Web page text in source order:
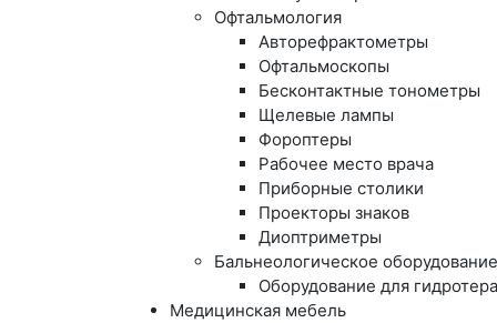
Офтальмология
Авторефрактометры
Офтальмоскопы
Бесконтактные тонометры
Щелевые лампы
Фороптеры
Рабочее место врача
Приборные столики
Проекторы знаков
Диоптриметры
Бальнеологическое оборудование
Оборудование для
Медицинская мебель